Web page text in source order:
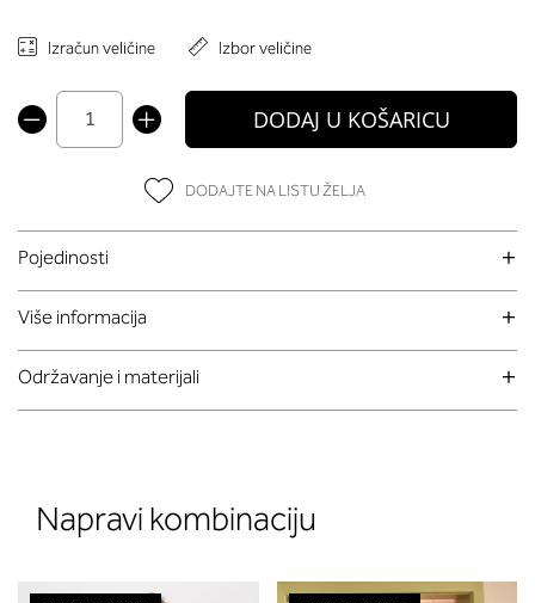
Izračun veličine Izbor veličine
DODAJ U KOŠARICU
DODAJTE NA LISTU ŽELJA
Pojedinosti
Više informacija
Održavanje i materijali
Napravi kombinaciju